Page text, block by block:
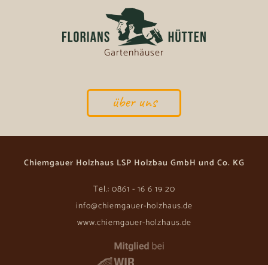
Gartenhäuser
über uns
Chiemgauer Holzhaus LSP Holzbau GmbH und Co. KG
Tel.: 0861 - 16 6 19 20
info@chiemgauer-holzhaus.de
www.chiemgauer-holzhaus.de